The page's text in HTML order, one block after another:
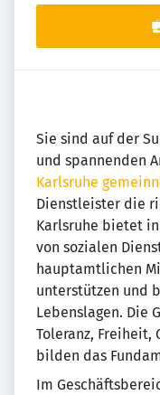
Sie sind auf der
und spannenden
Karlsruhe
Dienstleister die
Karlsruhe bietet
von sozialen
hauptamtlichen
unterstützen und
Lebenslagen. Die
Toleranz, Freiheit,
bilden das
Im